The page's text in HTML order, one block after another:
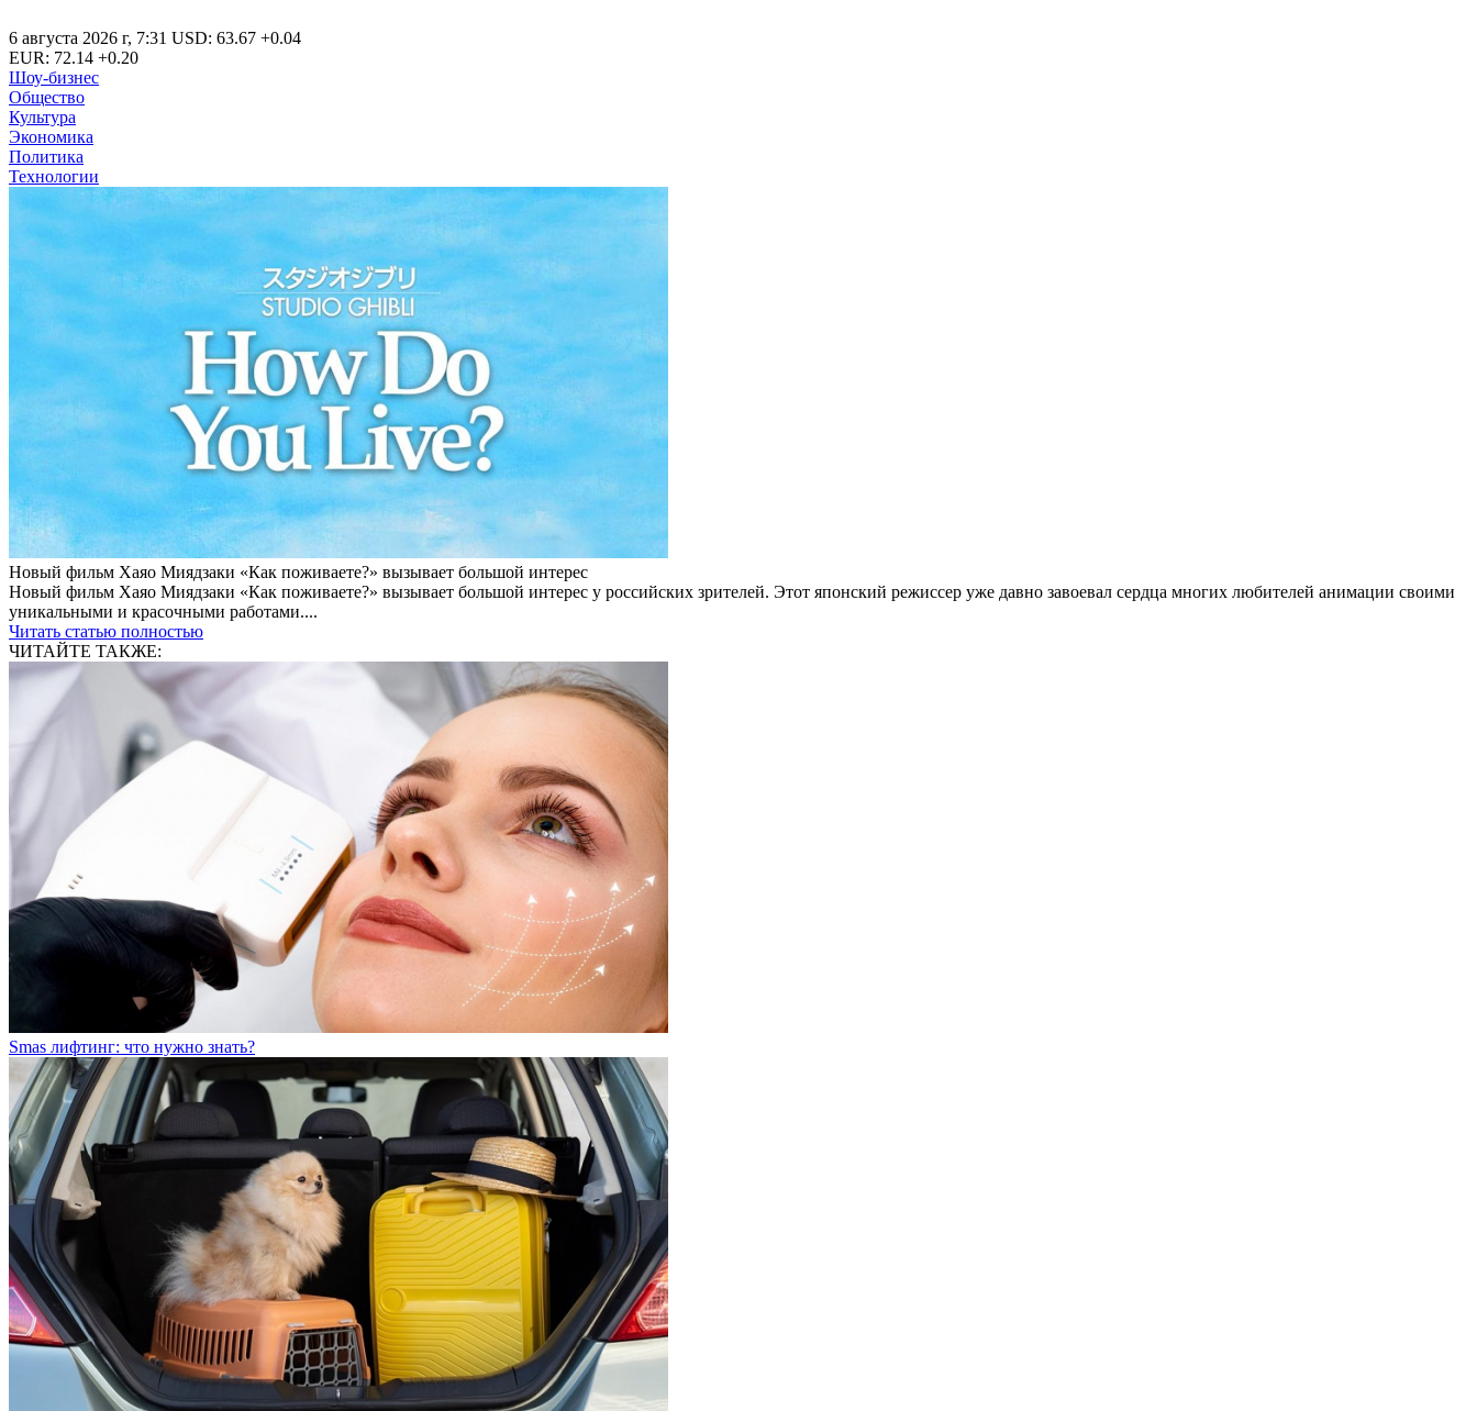
6 августа 2026 г, 7:31 USD: 63.67 +0.04
EUR: 72.14 +0.20
Шоу-бизнес
Общество
Культура
Экономика
Политика
Технологии
Новый фильм Хаяо Миядзаки «Как поживаете?» вызывает большой интерес
Новый фильм Хаяо Миядзаки «Как поживаете?» вызывает большой интерес у российских зрителей. Этот японский режиссер уже давно завоевал сердца многих любителей анимации своими
уникальными и красочными работами....
Читать статью полностью
ЧИТАЙТЕ ТАКЖЕ:
Smas лифтинг: что нужно знать?